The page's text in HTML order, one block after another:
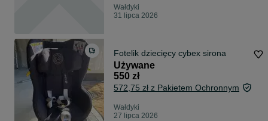
Wałdyki
31 lipca 2026
Fotelik dziecięcy cybex sirona
Używane
550 zł
572,75 zł z Pakietem Ochronnym
Wałdyki
27 lipca 2026